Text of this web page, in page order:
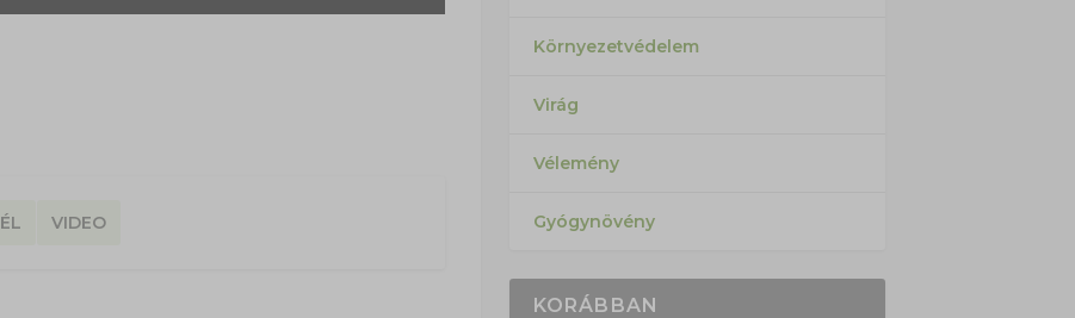
VIDEO
Környezetvédelem
Virág
Vélemény
Gyógynövény
KORÁBBAN